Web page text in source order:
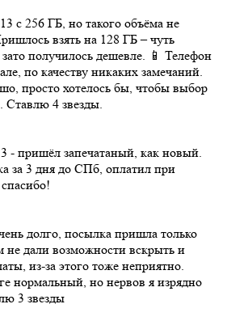
с 256 ГБ, но такого объёма не
взять на 128 ГБ – чуть
получилось дешевле. 📱 Телефон
по качеству никаких замечаний.
просто хотелось бы, чтобы выбор
Ставлю 4 звезды.
- пришёл запечатаный, как новый.
за 3 дня до СПб, оплатил при
долго, посылка пришла только
не дали возможности вскрыть и
из-за этого тоже неприятно.
нормальный, но нервов я изрядно
3 звезды